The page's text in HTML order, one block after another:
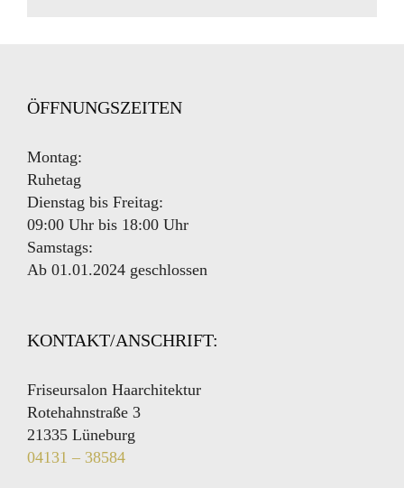
ÖFFNUNGSZEITEN
Montag:
Ruhetag
Dienstag bis Freitag:
09:00 Uhr bis 18:00 Uhr
Samstags:
Ab 01.01.2024 geschlossen
KONTAKT/ANSCHRIFT:
Friseursalon Haarchitektur
Rotehahnstraße 3
21335 Lüneburg
04131 – 38584